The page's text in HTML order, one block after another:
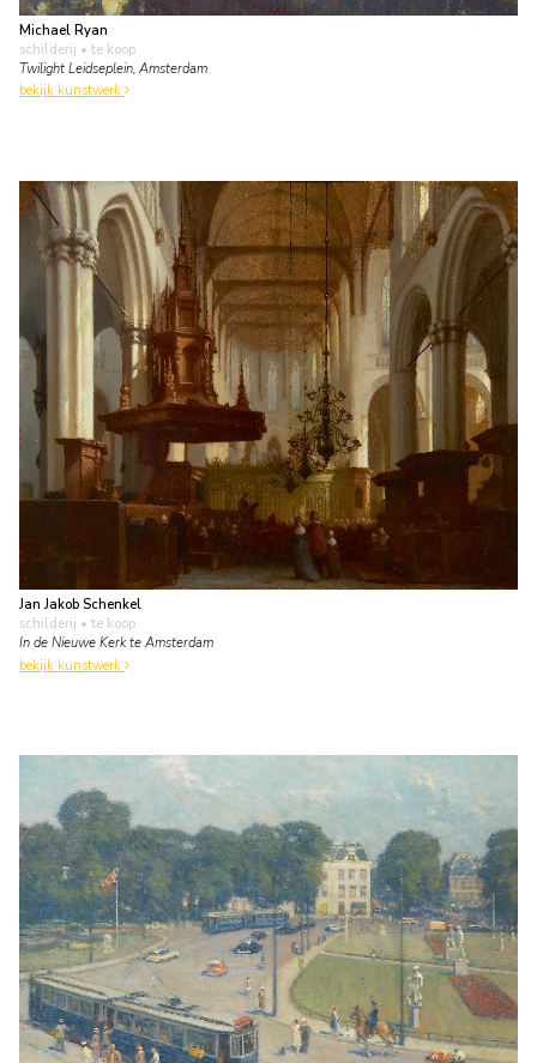
Michael Ryan
schilderij • te koop
Twilight Leidseplein, Amsterdam
bekijk kunstwerk
Jan Jakob Schenkel
schilderij • te koop
In de Nieuwe Kerk te Amsterdam
bekijk kunstwerk